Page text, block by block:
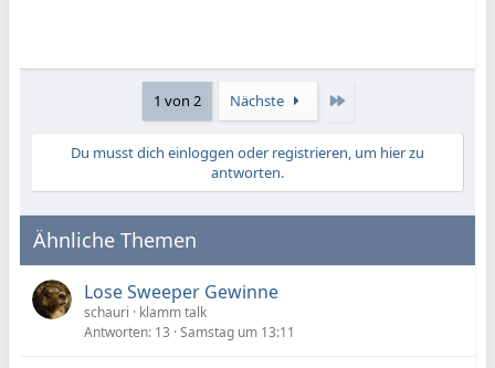
1 von 2 Nächste
Du musst dich einloggen oder registrieren, um hier zu
antworten.
Ähnliche Themen
Lose Sweeper Gewinne
schauri
klamm talk
Antworten 13 Samstag um 13:11